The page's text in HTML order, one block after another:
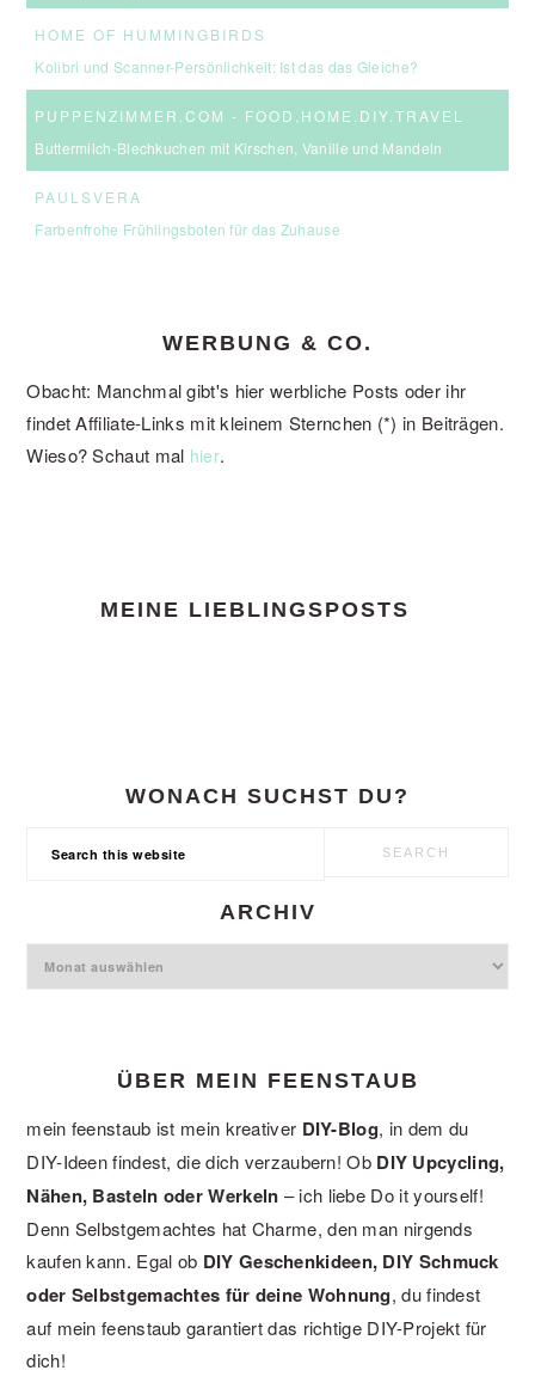
HOME OF HUMMINGBIRDS
Kolibri und Scanner-Persönlichkeit: Ist das das Gleiche?
PUPPENZIMMER.COM - FOOD.HOME.DIY.TRAVEL
Buttermilch-Blechkuchen mit Kirschen, Vanille und Mandeln
PAULSVERA
Farbenfrohe Frühlingsboten für das Zuhause
WERBUNG & CO.
Obacht: Manchmal gibt's hier werbliche Posts oder ihr
findet Affiliate-Links mit kleinem Sternchen (*) in Beiträgen.
Wieso? Schaut mal hier.
MEINE LIEBLINGSPOSTS
WONACH SUCHST DU?
ARCHIV
Archiv
ÜBER MEIN FEENSTAUB
mein feenstaub ist mein kreativer DIY-Blog, in dem du
DIY-Ideen findest, die dich verzaubern! Ob DIY Upcycling,
Nähen, Basteln oder Werkeln – ich liebe Do it yourself!
Denn Selbstgemachtes hat Charme, den man nirgends
kaufen kann. Egal ob DIY Geschenkideen, DIY Schmuck
oder Selbstgemachtes für deine Wohnung, du findest
auf mein feenstaub garantiert das richtige DIY-Projekt für
dich!